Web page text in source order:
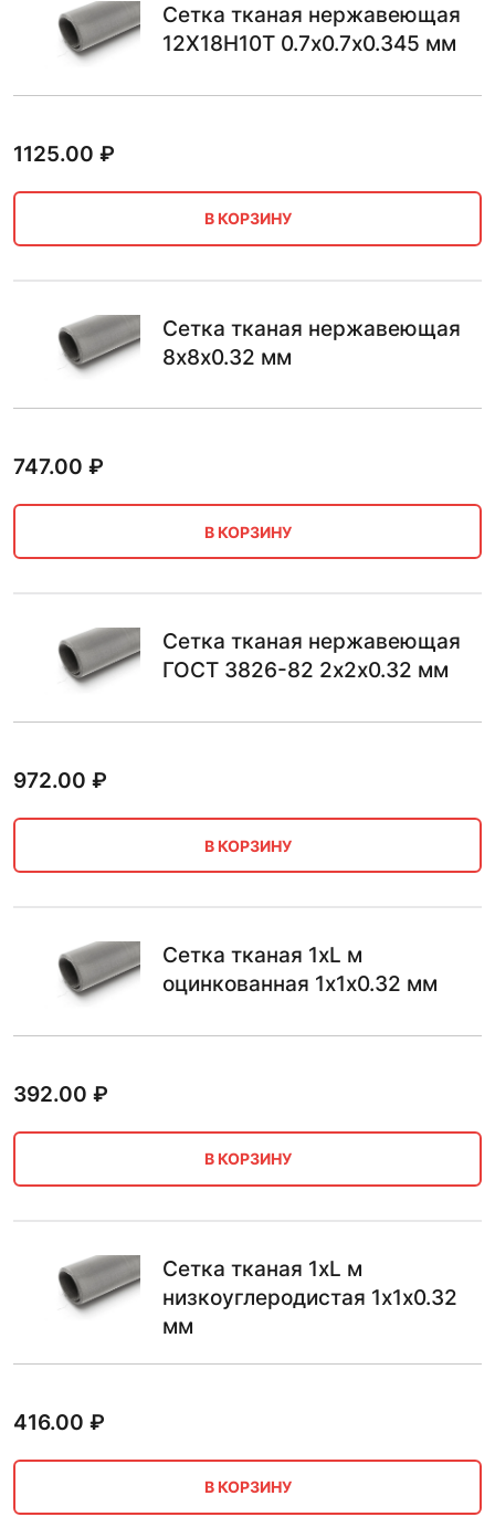
Сетка тканая нержавеющая
12Х18Н10Т 0.7х0.7х0.345 мм
1125.00 ₽
В КОРЗИНУ
Сетка тканая нержавеющая
8х8х0.32 мм
747.00 ₽
В КОРЗИНУ
Сетка тканая нержавеющая
ГОСТ 3826-82 2х2х0.32 мм
972.00 ₽
В КОРЗИНУ
Сетка тканая 1хL м
оцинкованная 1х1х0.32 мм
392.00 ₽
В КОРЗИНУ
Сетка тканая 1хL м
низкоуглеродистая 1х1х0.32
мм
416.00 ₽
В КОРЗИНУ